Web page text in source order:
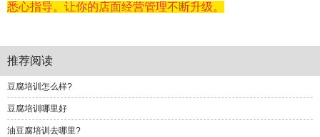
悉心指导。让你的店面经营管理不断升级。
推荐阅读
豆腐培训怎么样?
豆腐培训哪里好
油豆腐培训去哪里?